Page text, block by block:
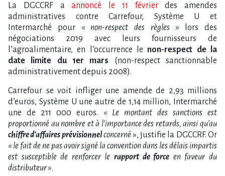
La DGCCRF aannoncé le 11 févrierdes amendes
administratives contre Carrefour, Système U et
Intermarché pour« non-respect des règles » lors des
négociations 2019 avec leurs fournisseurs de
l’agroalimentaire, en l’occurrence le non-respect de la
date limite du 1er mars (non-respect sanctionnable
administrativement depuis 2008).
Carrefour se voit infliger une amende de 2,93 millions
d’euros, Système U une autre de 1,14 million, Intermarché
une de 211 000 euros. « Le montant des sanctions est
proportionné au nombre et à l’importance des retards, ainsi qu’au
chiffre d’affaires prévisionnelconcerné», justifie la DGCCRF. Or
« le fait de ne pas avoir signé la convention dans les délais impartis
est susceptible de renforcer le rapport de force en faveur du
distributeur ».